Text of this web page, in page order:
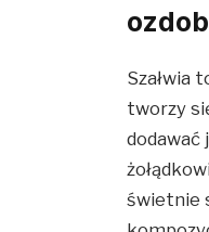
Szałwia
tworzy
dodawać
świetnie